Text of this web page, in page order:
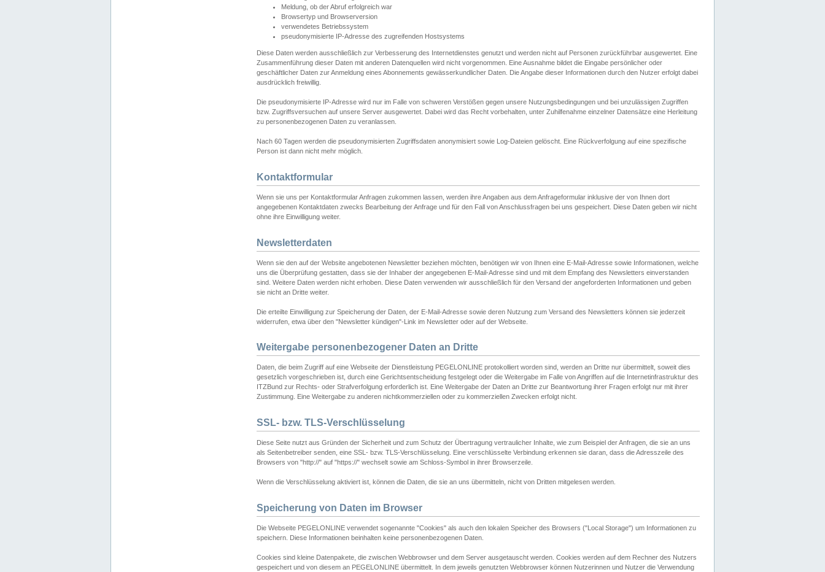
Meldung, ob der Abruf erfolgreich war
Browsertyp und Browserversion
verwendetes Betriebssystem
pseudonymisierte IP-Adresse des zugreifenden Hostsystems
Diese Daten werden ausschließlich zur Verbesserung des Internetdienstes genutzt und werden nicht auf Personen zurückführbar ausgewertet. Eine
Zusammenführung dieser Daten mit anderen Datenquellen wird nicht vorgenommen. Eine Ausnahme bildet die Eingabe persönlicher oder
geschäftlicher Daten zur Anmeldung eines Abonnements gewässerkundlicher Daten. Die Angabe dieser Informationen durch den Nutzer erfolgt dabei
ausdrücklich freiwillig.
Die pseudonymisierte IP-Adresse wird nur im Falle von schweren Verstößen gegen unsere Nutzungsbedingungen und bei unzulässigen Zugriffen
bzw. Zugriffsversuchen auf unsere Server ausgewertet. Dabei wird das Recht vorbehalten, unter Zuhilfenahme einzelner Datensätze eine Herleitung
zu personenbezogenen Daten zu veranlassen.
Nach 60 Tagen werden die pseudonymisierten Zugriffsdaten anonymisiert sowie Log-Dateien gelöscht. Eine Rückverfolgung auf eine spezifische
Person ist dann nicht mehr möglich.
Kontaktformular
Wenn sie uns per Kontaktformular Anfragen zukommen lassen, werden ihre Angaben aus dem Anfrageformular inklusive der von Ihnen dort
angegebenen Kontaktdaten zwecks Bearbeitung der Anfrage und für den Fall von Anschlussfragen bei uns gespeichert. Diese Daten geben wir nicht
ohne ihre Einwilligung weiter.
Newsletterdaten
Wenn sie den auf der Website angebotenen Newsletter beziehen möchten, benötigen wir von Ihnen eine E-Mail-Adresse sowie Informationen, welche
uns die Überprüfung gestatten, dass sie der Inhaber der angegebenen E-Mail-Adresse sind und mit dem Empfang des Newsletters einverstanden
sind. Weitere Daten werden nicht erhoben. Diese Daten verwenden wir ausschließlich für den Versand der angeforderten Informationen und geben
sie nicht an Dritte weiter.
Die erteilte Einwilligung zur Speicherung der Daten, der E-Mail-Adresse sowie deren Nutzung zum Versand des Newsletters können sie jederzeit
widerrufen, etwa über den "Newsletter kündigen"-Link im Newsletter oder auf der Webseite.
Weitergabe personenbezogener Daten an Dritte
Daten, die beim Zugriff auf eine Webseite der Dienstleistung PEGELONLINE protokolliert worden sind, werden an Dritte nur übermittelt, soweit dies
gesetzlich vorgeschrieben ist, durch eine Gerichtsentscheidung festgelegt oder die Weitergabe im Falle von Angriffen auf die Internetinfrastruktur des
ITZBund zur Rechts- oder Strafverfolgung erforderlich ist. Eine Weitergabe der Daten an Dritte zur Beantwortung ihrer Fragen erfolgt nur mit ihrer
Zustimmung. Eine Weitergabe zu anderen nichtkommerziellen oder zu kommerziellen Zwecken erfolgt nicht.
SSL- bzw. TLS-Verschlüsselung
Diese Seite nutzt aus Gründen der Sicherheit und zum Schutz der Übertragung vertraulicher Inhalte, wie zum Beispiel der Anfragen, die sie an uns
als Seitenbetreiber senden, eine SSL- bzw. TLS-Verschlüsselung. Eine verschlüsselte Verbindung erkennen sie daran, dass die Adresszeile des
Browsers von "http://" auf "https://" wechselt sowie am Schloss-Symbol in ihrer Browserzeile.
Wenn die Verschlüsselung aktiviert ist, können die Daten, die sie an uns übermitteln, nicht von Dritten mitgelesen werden.
Speicherung von Daten im Browser
Die Webseite PEGELONLINE verwendet sogenannte "Cookies" als auch den lokalen Speicher des Browsers ("Local Storage") um Informationen zu
speichern. Diese Informationen beinhalten keine personenbezogenen Daten.
Cookies sind kleine Datenpakete, die zwischen Webbrowser und dem Server ausgetauscht werden. Cookies werden auf dem Rechner des Nutzers
gespeichert und von diesem an PEGELONLINE übermittelt. In dem jeweils genutzten Webbrowser können Nutzerinnen und Nutzer die Verwendung